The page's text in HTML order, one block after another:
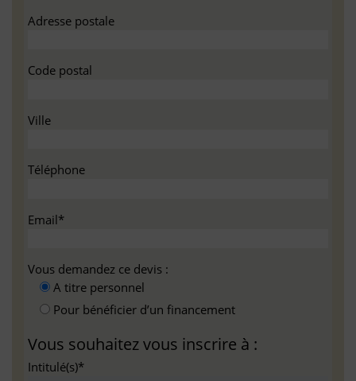
Adresse postale
Code postal
Ville
Téléphone
Email*
Vous demandez ce devis :
A titre personnel
Pour bénéficier d’un financement
Vous souhaitez vous inscrire à :
Intitulé(s)*